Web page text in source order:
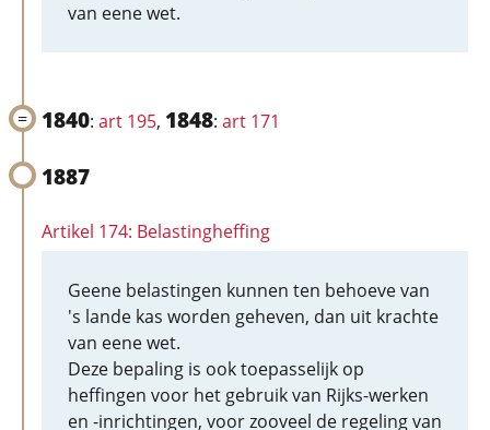
van eene wet.
1840: art 195, 1848: art 171
1887
Artikel 174: Belastingheffing
Geene belastingen kunnen ten behoeve van
's lande kas worden geheven, dan uit krachte
van eene wet.
Deze bepaling is ook toepasselijk op
heffingen voor het gebruik van Rijks-werken
en -inrichtingen, voor zooveel de regeling van